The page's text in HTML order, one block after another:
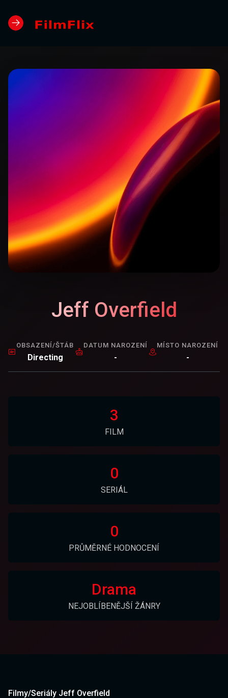
Jeff Overfield
OBSAZENÍ/ŠTÁB
Directing
DATUM NAROZENÍ
-
MÍSTO NAROZENÍ
-
3
FILM
0
SERIÁL
0
PRŮMĚRNÉ HODNOCENÍ
Drama
NEJOBLÍBENĚJŠÍ ŽÁNRY
Filmy/Seriály Jeff Overfield